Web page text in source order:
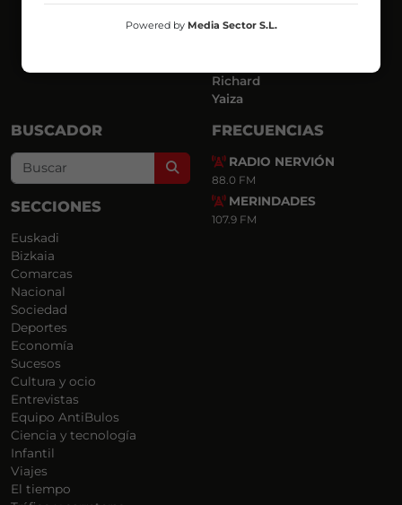
Luis Carlos
Mar y Cielo
Richard
Yaiza
BUSCADOR
Search
SECCIONES
Euskadi
Bizkaia
Comarcas
Nacional
Sociedad
Deportes
Economía
Sucesos
Cultura y ocio
Entrevistas
Equipo AntiBulos
Ciencia y tecnología
Infantil
Viajes
El tiempo
FRECUENCIAS
RADIO NERVIÓN
88.0 FM
MERINDADES
107.9 FM
Powered by Media Sector S.L.